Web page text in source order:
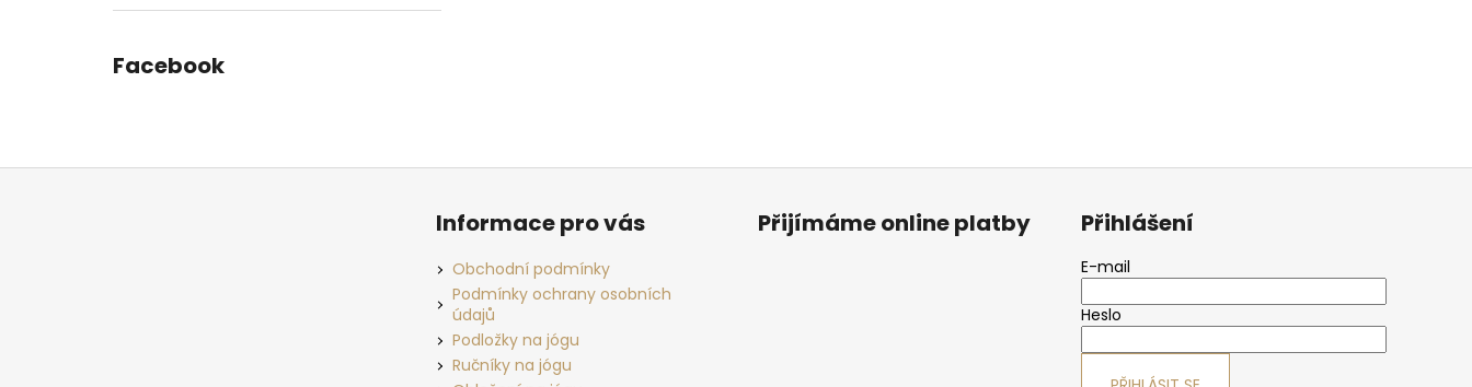
Facebook
Z
Informace pro vás
Obchodní podmínky
Podmínky ochrany osobních
údajů
Podložky na jógu
Ručníky na jógu
Přijímáme online platby Přihlášení
E-mail
Heslo